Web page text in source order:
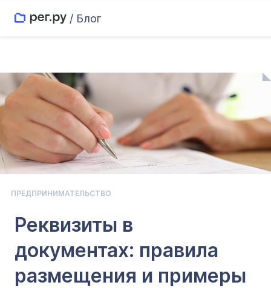
/ Блог
ПРЕДПРИНИМАТЕЛЬСТВО
Реквизиты в
документах: правила
размещения и примеры